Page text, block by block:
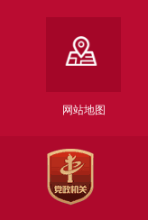
网站地图